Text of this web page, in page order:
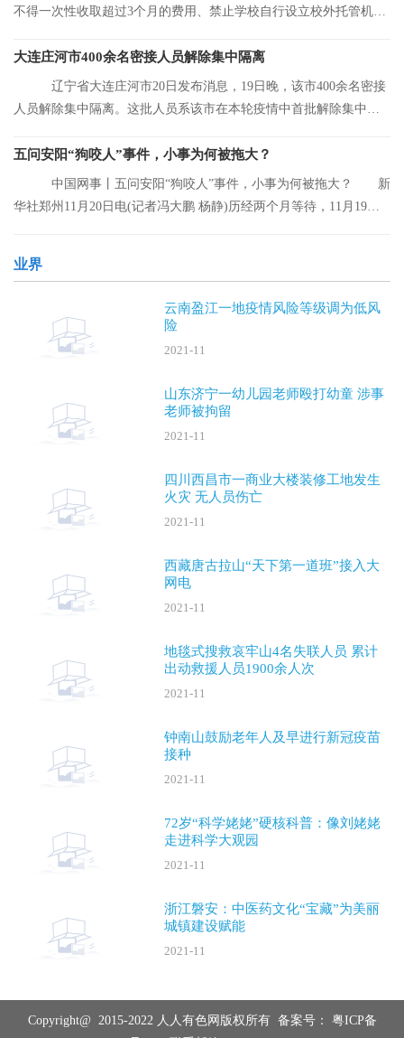
不得一次性收取超过3个月的费用、禁止学校自行设立校外托管机
大连庄河市400余名密接人员解除集中隔离
辽宁省大连庄河市20日发布消息，19日晚，该市400余名密接
人员解除集中隔离。这批人员系该市在本轮疫情中首批解除集中隔
五问安阳“狗咬人”事件，小事为何被拖大？
中国网事丨五问安阳“狗咬人”事件，小事为何被拖大？ 新
华社郑州11月20日电(记者冯大鹏 杨静)历经两个月等待，11月19日
业界
云南盈江一地疫情风险等级调为低风
险
2021-11
山东济宁一幼儿园老师殴打幼童 涉事
老师被拘留
2021-11
四川西昌市一商业大楼装修工地发生
火灾 无人员伤亡
2021-11
西藏唐古拉山“天下第一道班”接入大
网电
2021-11
地毯式搜救哀牢山4名失联人员 累计
出动救援人员1900余人次
2021-11
钟南山鼓励老年人及早进行新冠疫苗
接种
2021-11
72岁“科学姥姥”硬核科普：像刘姥姥
走进科学大观园
2021-11
浙江磐安：中医药文化“宝藏”为美丽
城镇建设赋能
2021-11
Copyright@ 2015-2022 人人有色网版权所有 备案号： 粤ICP备